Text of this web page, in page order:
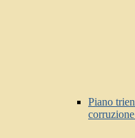
Piano